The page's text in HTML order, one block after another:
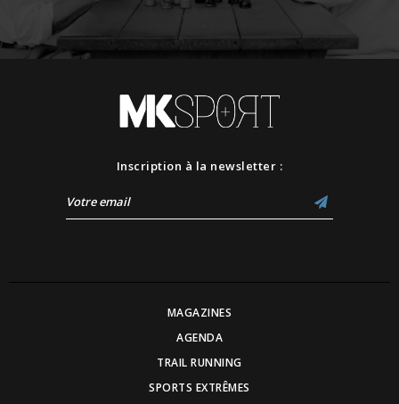
Inscription à la newsletter :
MAGAZINES
AGENDA
TRAIL RUNNING
SPORTS EXTRÊMES